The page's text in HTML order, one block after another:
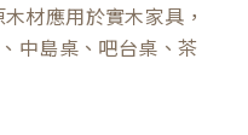
材應用於實木家具，
中島桌、吧台桌、茶